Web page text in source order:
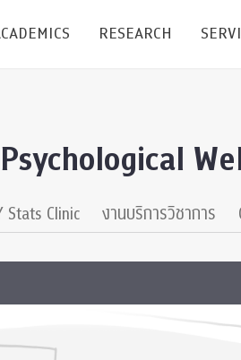
Bachelor of Science
RESEARCH
Resources &
Research
Stats Clinic งานบริการวิชาการ